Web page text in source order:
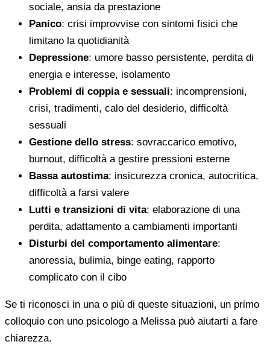
sociale, ansia da prestazione
Panico: crisi improvvise con sintomi fisici che
limitano la quotidianità
Depressione: umore basso persistente, perdita di
energia e interesse, isolamento
Problemi di coppia e sessuali: incomprensioni,
crisi, tradimenti, calo del desiderio, difficoltà
sessuali
Gestione dello stress: sovraccarico emotivo,
burnout, difficoltà a gestire pressioni esterne
Bassa autostima: insicurezza cronica, autocritica,
difficoltà a farsi valere
Lutti e transizioni di vita: elaborazione di una
perdita, adattamento a cambiamenti importanti
Disturbi del comportamento alimentare:
anoressia, bulimia, binge eating, rapporto
complicato con il cibo
Se ti riconosci in una o più di queste situazioni, un primo
colloquio con uno psicologo a Melissa può aiutarti a fare
chiarezza.